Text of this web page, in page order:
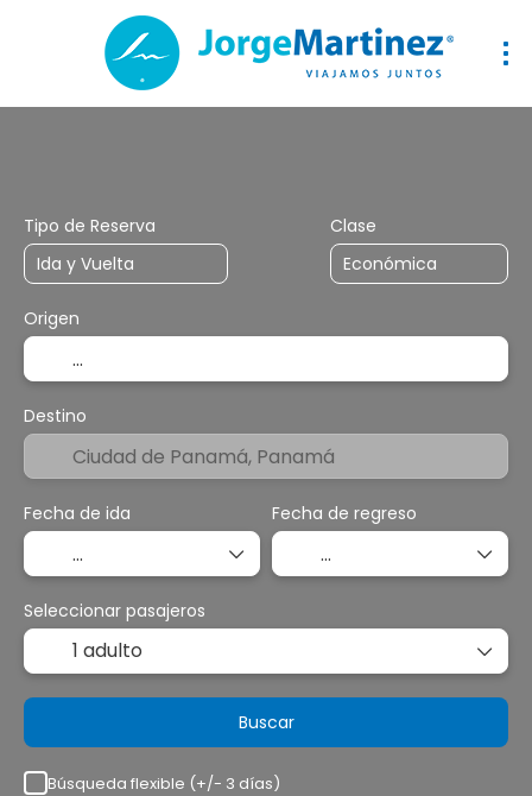
Tipo de Reserva Clase
Origen
Destino
Fecha de ida Fecha de regreso
Seleccionar pasajeros
1 adulto
Buscar
Búsqueda flexible (+/- 3 días)